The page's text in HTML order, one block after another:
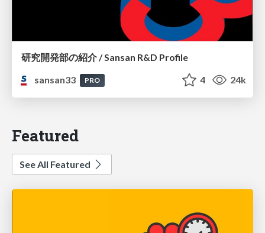
研究開発部の紹介 / Sansan R&D Profile
sansan33
PRO 4 24k
Featured
See All Featured